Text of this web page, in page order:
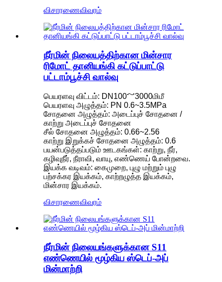
விசாரணைவிவரம்
நீர்மின் நிலையத்திற்கான மின்சார
ரிமோட் தானியங்கி கட்டுப்பாட்டு
பட்டாம்பூச்சி வால்வு
பெயரளவு விட்டம்: DN100～3000மிமீ
பெயரளவு அழுத்தம்: PN 0.6~3.5MPa
சோதனை அழுத்தம்: அடைப்புச் சோதனை /
காற்று அடைப்புச் சோதனை
சீல் சோதனை அழுத்தம்: 0.66~2.56
காற்று இறுக்கச் சோதனை அழுத்தம்: 0.6
பயன்படுத்தப்படும் ஊடகங்கள்: காற்று, நீர்,
கழிவுநீர், நீராவி, வாயு, எண்ணெய் போன்றவை.
இயக்க வடிவம்: கைமுறை, புழு மற்றும் புழு
பற்சக்கர இயக்கம், காற்றழுத்த இயக்கம்,
மின்சார இயக்கம்.
விசாரணைவிவரம்
நீர்மின் நிலையங்களுக்கான S11
எண்ணெயில் மூழ்கிய ஸ்டெப்-அப்
மின்மாற்றி